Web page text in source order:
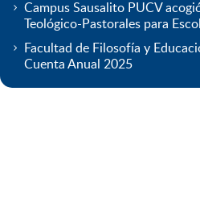
Campus Sausalito PUCV
Teológico-Pastorales para
Facultad de Filosofía y
Cuenta Anual 2025